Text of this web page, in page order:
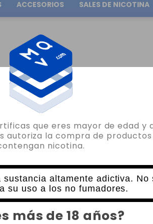
que eres mayor de edad y
autoriza la compra de productos
nicotina.
sustancia altamente adictiva. No
su uso a los no fumadores.
más de 18 años?
en pedidos superiores a 30.00€
ACCESORIOS SALES DE NICOTINA
10ML
WATERMELON JELLY OIL4VAP
39 VALORACIONES
CANTIDAD
- +